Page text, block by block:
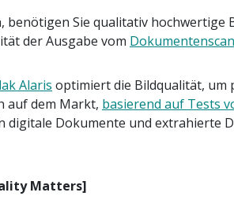
benötigen Sie qualitativ
der Ausgabe vom
Alaris optimiert die Bildqualität,
auf dem Markt, basierend auf Tests
Dokumente und extrahierte
Matters]